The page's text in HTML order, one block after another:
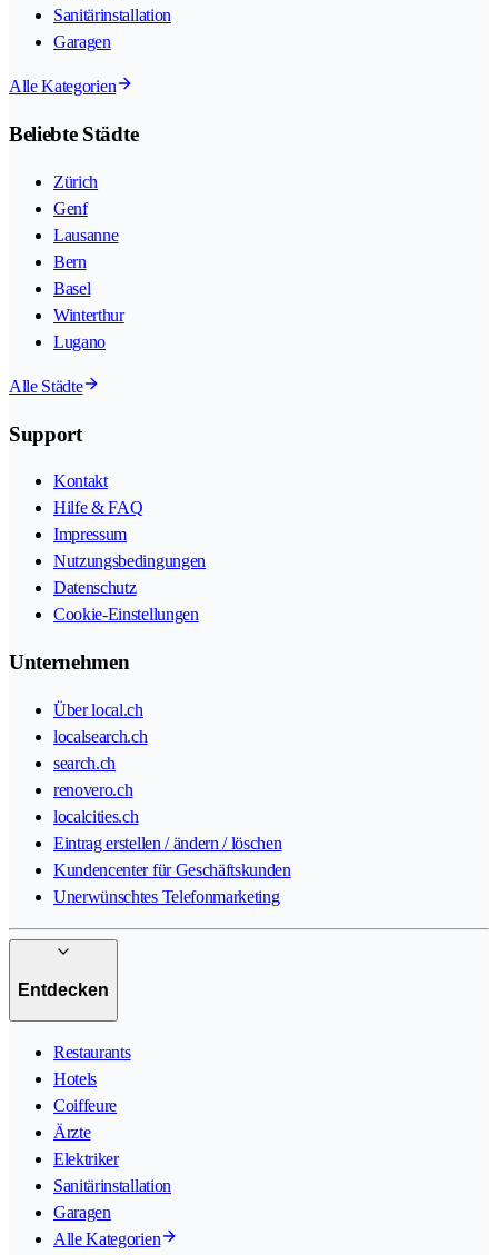
Sanitärinstallation
Garagen
Alle Kategorien
Beliebte Städte
Zürich
Genf
Lausanne
Bern
Basel
Winterthur
Lugano
Alle Städte
Support
Kontakt
Hilfe & FAQ
Impressum
Nutzungsbedingungen
Datenschutz
Cookie-Einstellungen
Unternehmen
Über local.ch
localsearch.ch
search.ch
renovero.ch
localcities.ch
Eintrag erstellen / ändern / löschen
Kundencenter für Geschäftskunden
Unerwünschtes Telefonmarketing
Entdecken
Restaurants
Hotels
Coiffeure
Ärzte
Elektriker
Sanitärinstallation
Garagen
Alle Kategorien